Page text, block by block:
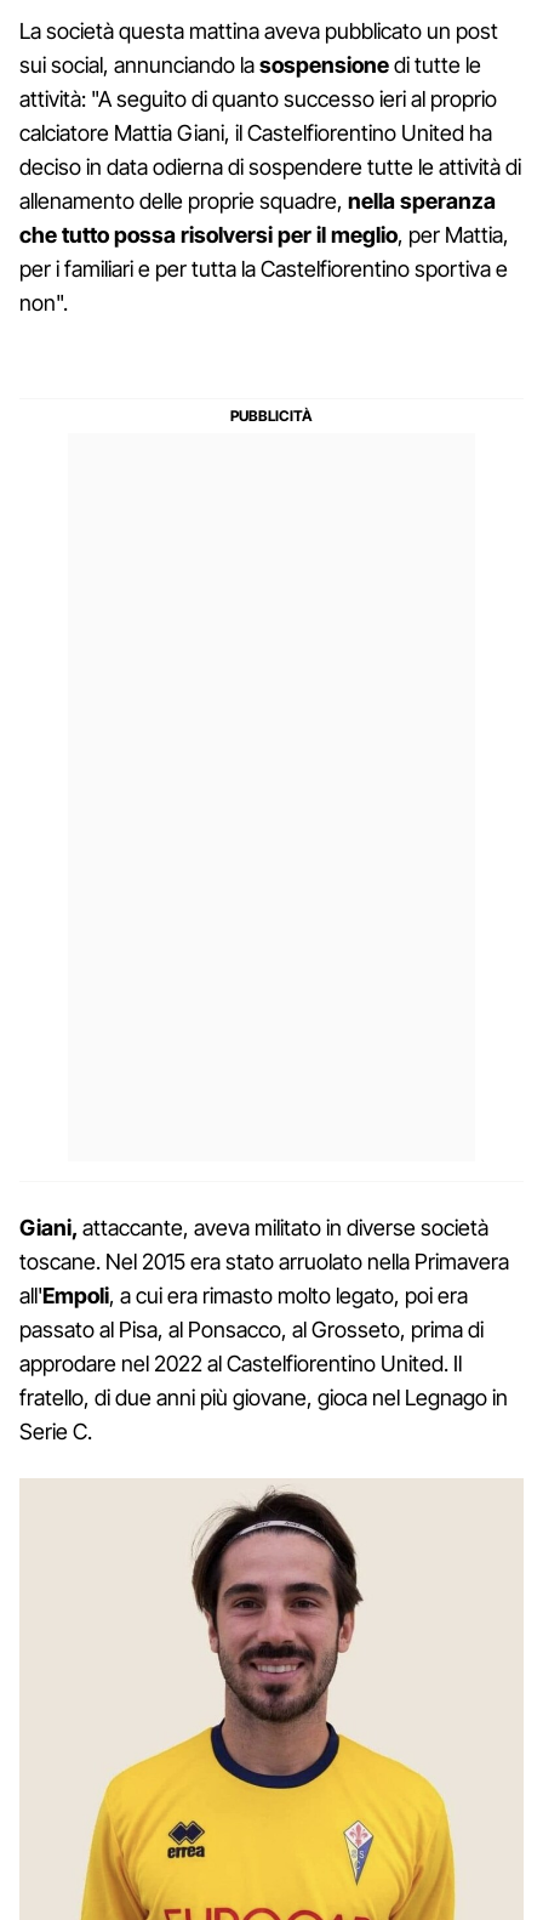
La società questa mattina aveva pubblicato un post
sui social, annunciando lasospensionedi tutte le
attività: "A seguito di quanto successo ieri al proprio
calciatore Mattia Giani, il Castelfiorentino United ha
deciso in data odierna di sospendere tutte le attività di
allenamento delle proprie squadre, nella speranza
che tutto possa risolversi per il meglio, per Mattia,
per i familiari e per tutta la Castelfiorentino sportiva e
non".
Giani, attaccante, aveva militato in diverse società
toscane. Nel 2015 era stato arruolato nella Primavera
all'Empoli, a cui era rimasto molto legato, poi era
passato al Pisa, al Ponsacco, al Grosseto, prima di
approdare nel 2022 al Castelfiorentino United. Il
fratello, di due anni più giovane, gioca nel Legnago in
Serie C.